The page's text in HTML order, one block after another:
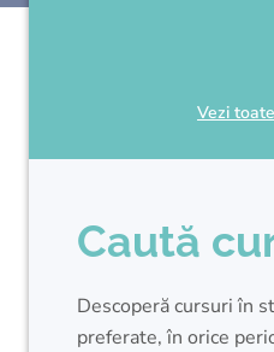
Vezi
Caută
Descoperă cursuri în
preferate, în orice